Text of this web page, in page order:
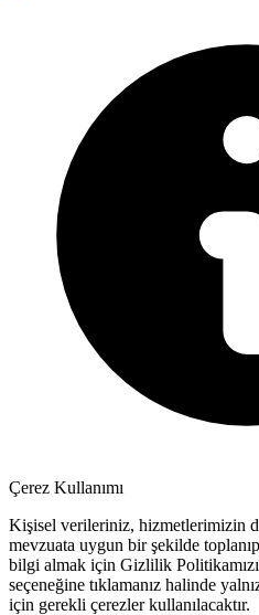
Çerez Kullanımı
Kişisel verileriniz, hizmetlerimizin
mevzuata uygun bir şekilde
bilgi almak için Gizlilik
seçeneğine tıklamanız halinde
için gerekli çerezler kullanılacaktır.